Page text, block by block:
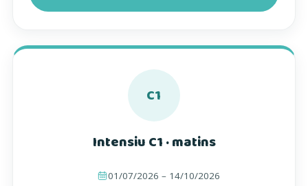
C1
Intensiu C1 · matins
01/07/2026 – 14/10/2026